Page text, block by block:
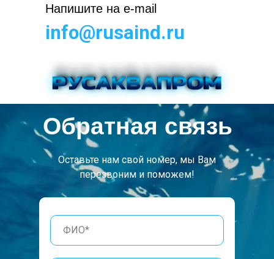
Напишите на e-mail
info@rusaind.ru
Обратная связь
Оставьте нам свой номер, мы Вам
перезвоним и поможем!